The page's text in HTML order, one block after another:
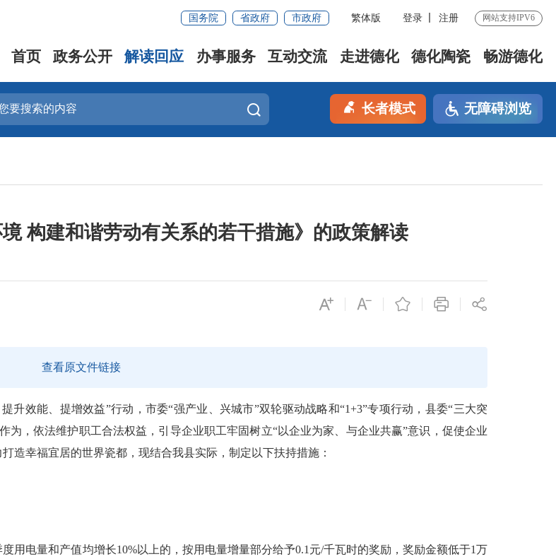
国务院 省政府 市政府 繁体版 登录 注册 网站支持IPV6
首页 政务公开 解读回应 办事服务 互动交流 走进德化 德化陶瓷 畅游德化
长者模式 无障碍浏览
构建和谐劳动有关系的若干措施》的政策解读
查看原文件链接
效能、提增效益”行动，市委“强产业、兴城市”双轮驱动战略和“1+3”专项行动，县委“三大突
，依法维护职工合法权益，引导企业职工牢固树立“以企业为家、与企业共赢”意识，促使企业
造幸福宜居的世界瓷都，现结合我县实际，制定以下扶持措施：
电量和产值均增长10%以上的，按用电量增量部分给予0.1元/千瓦时的奖励，奖励金额低于1万